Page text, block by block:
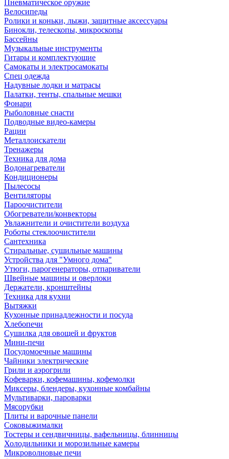
Пневматическое оружие
Велосипеды
Ролики и коньки, лыжи, защитные аксессуары
Бинокли, телескопы, микроскопы
Бассейны
Музыкальные инструменты
Гитары и комплектующие
Самокаты и электросамокаты
Спец одежда
Надувные лодки и матрасы
Палатки, тенты, спальные мешки
Фонари
Рыболовные снасти
Подводные видео-камеры
Рации
Металлоискатели
Тренажеры
Техника для дома
Водонагреватели
Кондиционеры
Пылесосы
Вентиляторы
Пароочистители
Обогреватели/конвекторы
Увлажнители и очистители воздуха
Роботы стеклоочистители
Сантехника
Стиральные, сушильные машины
Устройства для "Умного дома"
Утюги, парогенераторы, отпариватели
Швейные машины и оверлоки
Держатели, кронштейны
Техника для кухни
Вытяжки
Кухонные принадлежности и посуда
Хлебопечи
Сушилка для овощей и фруктов
Мини-печи
Посудомоечные машины
Чайники электрические
Грили и аэрогрили
Кофеварки, кофемашины, кофемолки
Миксеры, блендеры, кухонные комбайны
Мультиварки, пароварки
Мясорубки
Плиты и варочные панели
Соковыжималки
Тостеры и сендвичницы, вафельницы, блинницы
Холодильники и морозильные камеры
Микроволновые печи